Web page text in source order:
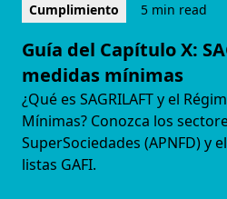
Cumplimiento 5 min read
Guía del Capítulo X:
medidas mínimas
¿Qué es SAGRILAFT y el
Mínimas? Conozca los
SuperSociedades (APNFD) y
listas GAFI.